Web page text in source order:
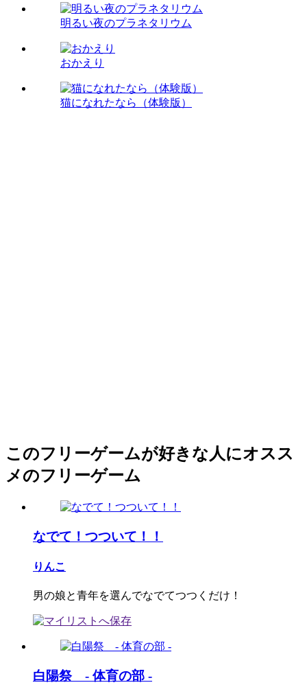
明るい夜のプラネタリウム
おかえり
猫になれたなら（体験版）
このフリーゲームが好きな人にオスス
メのフリーゲーム
なでて！つついて！！
りんこ
男の娘と青年を選んでなでてつつくだけ！
白陽祭 - 体育の部 -